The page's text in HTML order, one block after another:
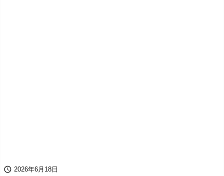
 2026年6月18日